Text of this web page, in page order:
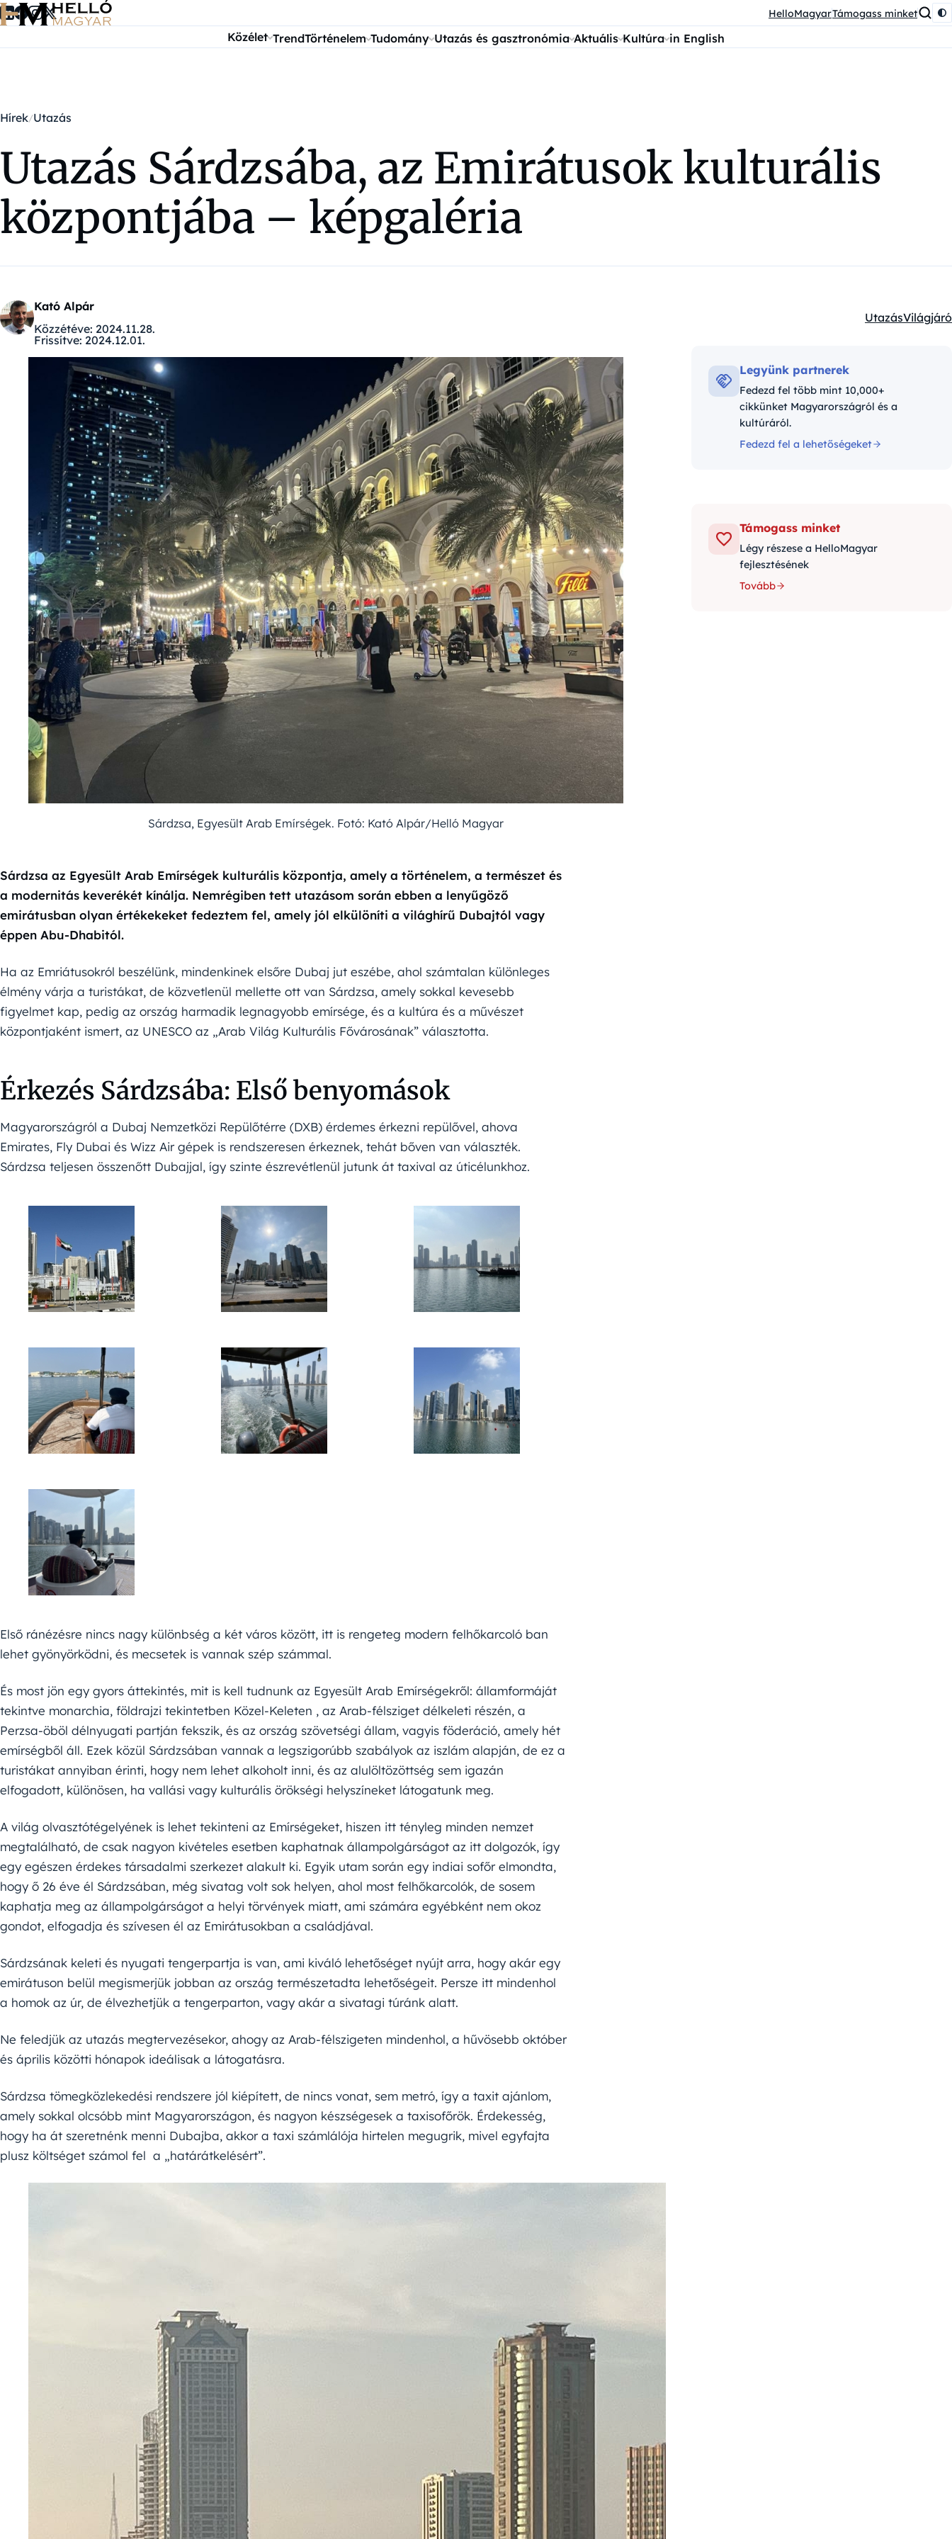
Ugrás a tartalomra HelloMagyarTámogass minket
Közélet TrendTörténelem Tudomány Utazás és gasztronómia Aktuális Kultúra in English
Hírek Utazás
Utazás Sárdzsába, az Emirátusok kulturális
központjába – képgaléria
Kató Alpár
Közzétéve: 2024.11.28.
Frissítve: 2024.12.01.
Kategóriák:
UtazásVilágjáró
Sárdzsa, Egyesült Arab Emírségek. Fotó: Kató Alpár/Helló Magyar
Sárdzsa az Egyesült Arab Emírségek kulturális központja, amely a történelem, a természet és
a modernitás keverékét kínálja. Nemrégiben tett utazásom során ebben a lenyűgöző
emirátusban olyan értékekeket fedeztem fel, amely jól elkülöníti a világhírű Dubajtól vagy
éppen Abu-Dhabitól.
Ha az Emriátusokról beszélünk, mindenkinek elsőre Dubaj jut eszébe, ahol számtalan különleges
élmény várja a turistákat, de közvetlenül mellette ott van Sárdzsa, amely sokkal kevesebb
figyelmet kap, pedig az ország harmadik legnagyobb emírsége, és a kultúra és a művészet
központjaként ismert, az UNESCO az „Arab Világ Kulturális Fővárosának” választotta.
Érkezés Sárdzsába: Első benyomások
Magyarországról a Dubaj Nemzetközi Repülőtérre (DXB) érdemes érkezni repülővel, ahova
Emirates, Fly Dubai és Wizz Air gépek is rendszeresen érkeznek, tehát bőven van választék.
Sárdzsa teljesen összenőtt Dubajjal, így szinte észrevétlenül jutunk át taxival az úticélunkhoz.
Első ránézésre nincs nagy különbség a két város között, itt is rengeteg modern felhőkarcoló ban
lehet gyönyörködni, és mecsetek is vannak szép számmal.
És most jön egy gyors áttekintés, mit is kell tudnunk az Egyesült Arab Emírségekről: államformáját
tekintve monarchia, földrajzi tekintetben Közel-Keleten , az Arab-félsziget délkeleti részén, a
Perzsa-öböl délnyugati partján fekszik, és az ország szövetségi állam, vagyis föderáció, amely hét
emírségből áll. Ezek közül Sárdzsában vannak a legszigorúbb szabályok az iszlám alapján, de ez a
turistákat annyiban érinti, hogy nem lehet alkoholt inni, és az alulöltözöttség sem igazán
elfogadott, különösen, ha vallási vagy kulturális örökségi helyszíneket látogatunk meg.
A világ olvasztótégelyének is lehet tekinteni az Emírségeket, hiszen itt tényleg minden nemzet
megtalálható, de csak nagyon kivételes esetben kaphatnak állampolgárságot az itt dolgozók, így
egy egészen érdekes társadalmi szerkezet alakult ki. Egyik utam során egy indiai sofőr elmondta,
hogy ő 26 éve él Sárdzsában, még sivatag volt sok helyen, ahol most felhőkarcolók, de sosem
kaphatja meg az állampolgárságot a helyi törvények miatt, ami számára egyébként nem okoz
gondot, elfogadja és szívesen él az Emirátusokban a családjával.
Sárdzsának keleti és nyugati tengerpartja is van, ami kiváló lehetőséget nyújt arra, hogy akár egy
emirátuson belül megismerjük jobban az ország természetadta lehetőségeit. Persze itt mindenhol
a homok az úr, de élvezhetjük a tengerparton, vagy akár a sivatagi túránk alatt.
Ne feledjük az utazás megtervezésekor, ahogy az Arab-félszigeten mindenhol, a hűvösebb október
és április közötti hónapok ideálisak a látogatásra.
Sárdzsa tömegközlekedési rendszere jól kiépített, de nincs vonat, sem metró, így a taxit ajánlom,
amely sokkal olcsóbb mint Magyarországon, és nagyon készségesek a taxisofőrök. Érdekesség,
hogy ha át szeretnénk menni Dubajba, akkor a taxi számlálója hirtelen megugrik, mivel egyfajta
plusz költséget számol fel a „határátkelésért”.
Legyünk partnerek
Fedezd fel több mint 10,000+
cikkünket Magyarországról és a
kultúráról.
Fedezd fel a lehetőségeket
Támogass minket
Légy részese a HelloMagyar
fejlesztésének
Tovább